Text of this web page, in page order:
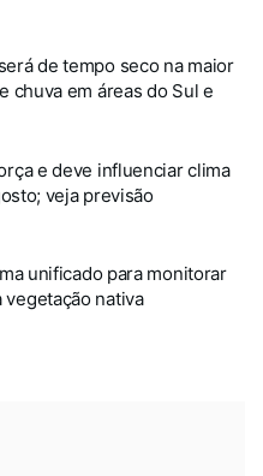
de tempo seco na maior
chuva em áreas do Sul e
e deve influenciar clima
veja previsão
unificado para monitorar
vegetação nativa